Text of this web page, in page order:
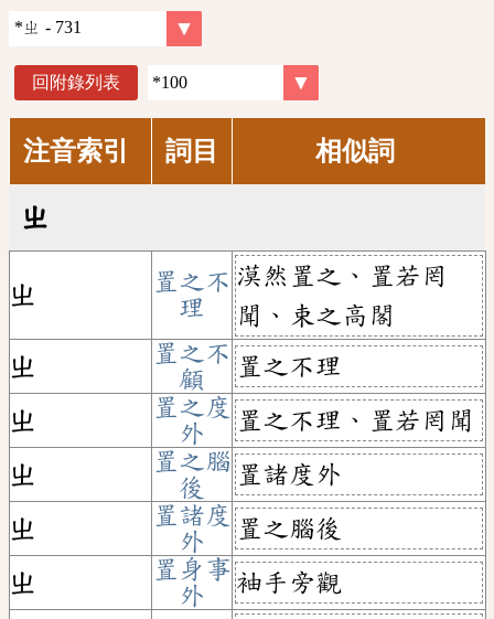
回附錄列表
注音索引 詞目 相似詞
ㄓ
ㄓ
置之不
理
漠然置之、置若罔
聞、束之高閣
ㄓ
置之不
顧
置之不理
ㄓ
置之度
外
置之不理、置若罔聞
ㄓ
置之腦
後
置諸度外
ㄓ
置諸度
外
置之腦後
ㄓ
置身事
外
袖手旁觀